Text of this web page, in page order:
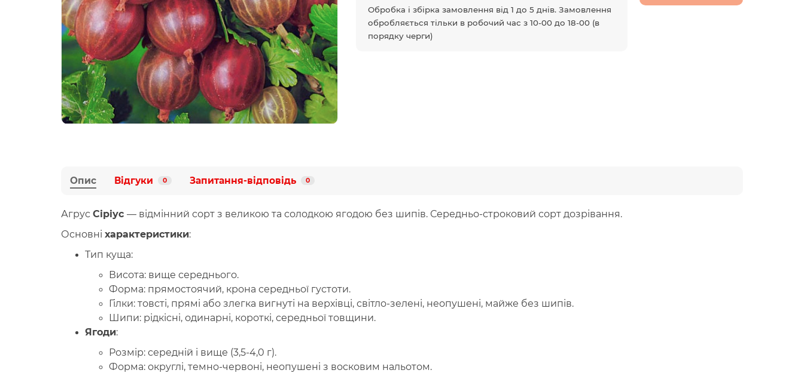
Обробка і збірка замовлення від 1 до 5 днів. Замовлення
обробляється тільки в робочий час з 10-00 до 18-00 (в
порядку черги)
Опис Відгуки 0 Запитання-відповідь 0
Агрус Сіріус — відмінний сорт з великою та солодкою ягодою без шипів. Середньо-строковий сорт дозрівання.
Основні характеристики:
Тип куща:
Висота: вище середнього.
Форма: прямостоячий, крона середньої густоти.
Гілки: товсті, прямі або злегка вигнуті на верхівці, світло-зелені, неопушені, майже без шипів.
Шипи: рідкісні, одинарні, короткі, середньої товщини.
Ягоди:
Розмір: середній і вище (3,5-4,0 г).
Форма: округлі, темно-червоні, неопушені з восковим нальотом.